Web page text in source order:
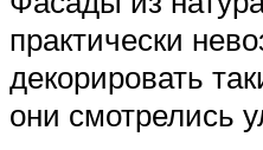
практически
декорировать
они смотрелись